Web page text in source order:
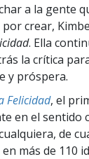
a la gente
crear,
. Ella
la crítica
y próspera.
Felicidad, el
en el sentido
de
más de 110